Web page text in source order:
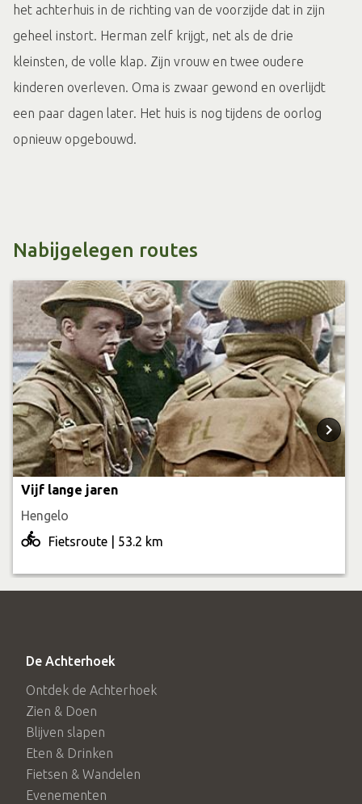
het achterhuis in de richting van de voorzijde dat in zijn
geheel instort. Herman zelf krijgt, net als de drie
kleinsten, de volle klap. Zijn vrouw en twee oudere
kinderen overleven. Oma is zwaar gewond en overlijdt
een paar dagen later. Het huis is nog tijdens de oorlog
opnieuw opgebouwd.
Nabijgelegen routes
Vijf lange jaren
Hengelo
Fietsroute | 53.2 km
De Achterhoek
Ontdek de Achterhoek
Zien & Doen
Blijven slapen
Eten & Drinken
Fietsen & Wandelen
Evenementen